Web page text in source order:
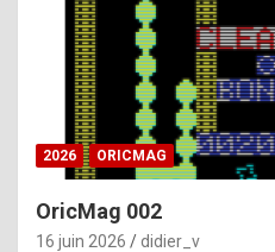
i
i
2026 ORICMAG
OricMag 002
16 juin 2026 didier_v